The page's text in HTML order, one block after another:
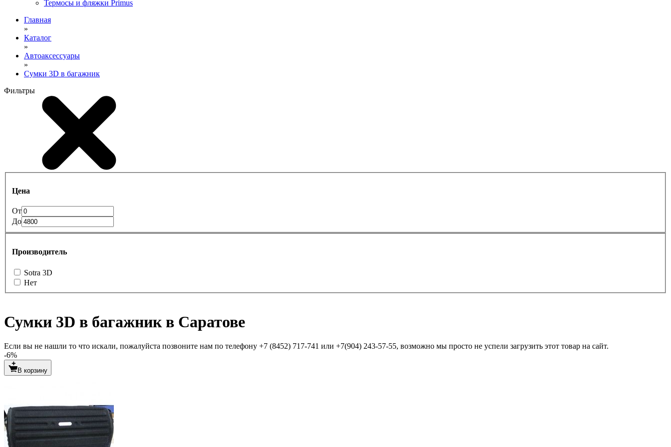
Термосы и фляжки Primus
Главная
»
Каталог
»
Автоаксессуары
»
Сумки 3D в багажник
Фильтры
Цена
От
До
Производитель
Sotra 3D
Нет
Сумки 3D в багажник в Саратове
Если вы не нашли то что искали, пожалуйста позвоните нам по телефону +7 (8452) 717-741 или +7(904) 243-57-55, возможно мы просто не успели загрузить этот товар на сайт.
-6%
В корзину